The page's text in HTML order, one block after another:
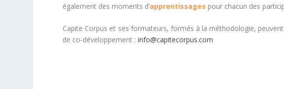
également des moments d’apprentissages pour chacun des
Capite Corpus et ses formateurs, formés à la méthodologie,
de co-développement :info@capitecorpus.com